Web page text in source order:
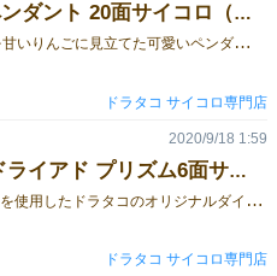
りんごのペンダント 20面サイコロ（ダイス）
2
0面サイコロを甘いりんごに見立てた可愛いペンダント、発売開始しました！！ ◆ドラタコ りんごのペンダント 20面サイコロ（ダイス） 赤透明の20面サイコロを可愛い「りんごのペンダント」にしました。 赤りんごがあるなら当然、青りんごも！と言う事で青りんごも。 りんごといったら白雪姫。と言う事で 白雪姫が食べたりんごをイメージしたりんごもご用意しました。 ◆ドラタコ 白雪姫が食べたりんごのペンダントセット こちらは多面体7個セットの20面だけをペンダント化し、 残りの6個は普通のサイコロとして付属しています。 さらに 遊び半分でこんなのも作ってみました。 ◆ドラタコ りんごのすいかのペンダント 20面サイコロ（ダイス） サイコロを可愛く身につけたい方、是非ご検討ください。 ドラタコ
ドラタコ サイコロ専門店
幻想色彩 ドライアド プリズム6面サイコロ
プ
リズムガラスを使用したドラタコのオリジナルダイス「幻想色彩 ドライアド プリズム6面サイコロ」の販売を開始しました。 ◆ドライアドの特徴 ・カスタムダイス用に中世書物の書体を元に作成した数字フォントを使用 ・角度や背景色によって見え方が変わるプリズムガラスを使用 幻想色彩はサイコロの素体に名前の由来となったプリズムガラスを使用しているため、角度によって表情が変わります。 幻想色彩は背景の色によって見え方が大きく違ってきます。 白い背景だと淡い色合いですが黒い背景だとキリッとした色合いに。 見る角度によって移り変わるプリズム作用をお楽しみください。 ◆幻想色彩 ドライアド プリズム6面サイコロ はこちら ドラタコ
2020/9/18 1:59
ドラタコ サイコロ専門店